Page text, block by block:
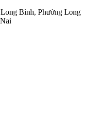
Bình, Phường Long